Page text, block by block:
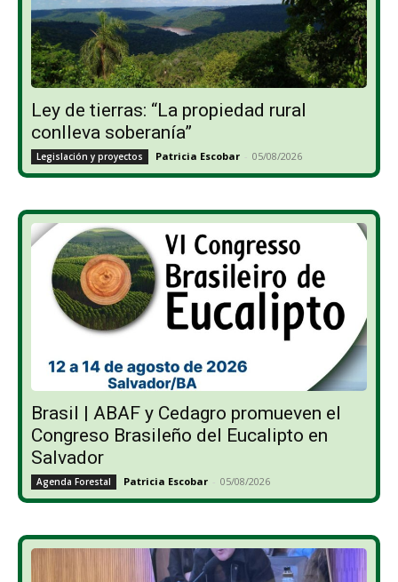
Ley de tierras: “La propiedad rural
conlleva soberanía”
Legislación y proyectos Patricia Escobar - 05/08/2026
Brasil | ABAF y Cedagro promueven el
Congreso Brasileño del Eucalipto en
Salvador
Agenda Forestal Patricia Escobar - 05/08/2026